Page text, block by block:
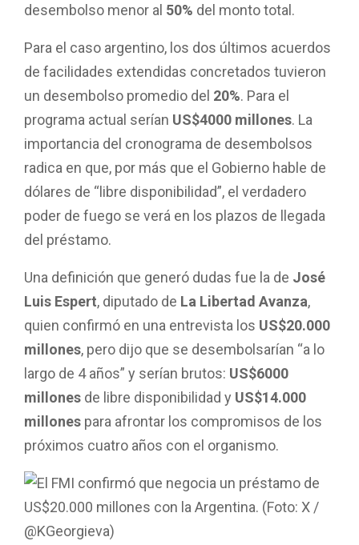
desembolso menor al 50% del monto total.
Para el caso argentino, los dos últimos acuerdos
de facilidades extendidas concretados tuvieron
un desembolso promedio del 20%. Para el
programa actual serían US$4000 millones. La
importancia del cronograma de desembolsos
radica en que, por más que el Gobierno hable de
dólares de “libre disponibilidad”, el verdadero
poder de fuego se verá en los plazos de llegada
del préstamo.
Una definición que generó dudas fue la de José
Luis Espert, diputado de La Libertad Avanza,
quien confirmó en una entrevista los US$20.000
millones, pero dijo que se desembolsarían “a lo
largo de 4 años” y serían brutos: US$6000
millones de libre disponibilidad y US$14.000
millones para afrontar los compromisos de los
próximos cuatro años con el organismo.